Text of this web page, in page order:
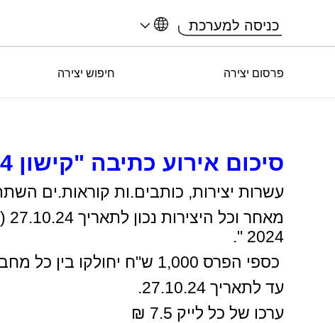
כניסה למערכת
פרסום יצירה חיפוש יצירה
סיכום אירוע כתיבה "קישון 2024" -
עשרות יצירות, כותבים.ות קוראות.ים השתתפו
2024 ".
כספי הפרס 1,000 ש"ח יחולקו בין כל מחברי.ות היצירות באופן יחסי למספרי הלייק/אהבתי שקהל הקוראים.ות סימנו
עד לתאריך 27.10.24.
ערכו של כל לייק 7.5 ₪